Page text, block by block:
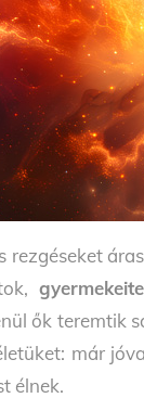
rezgéseket
ők teremtik
már
élnek.